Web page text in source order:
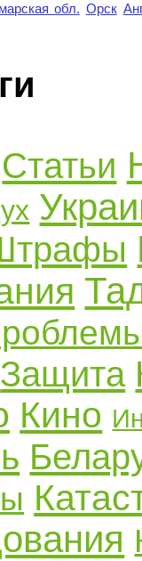
обл. Орск
Статьи
Защита
Кино